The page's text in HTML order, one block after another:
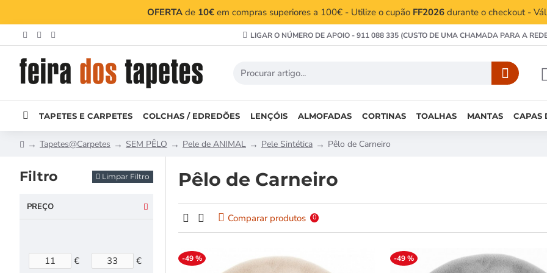
OFERTA de 10€ em compras superiores a 100€ - Utilize o cupão FF2026 durante o checkout -
LIGAR O NÚMERO DE APOIO - 911 088 335 (CUSTO DE UMA CHAMADA PARA A
TAPETES E CARPETES COLCHAS / EDREDÕES LENÇÓIS ALMOFADAS CORTINAS TOALHAS MANTAS CAPAS
Tapetes@Carpetes SEM PÊLO Pele de ANIMAL Pele Sintética Pêlo de Carneiro
Filtro Limpar Filtro
PREÇO
€ €
Pêlo de Carneiro
Comparar produtos 0
-49 % -49 %